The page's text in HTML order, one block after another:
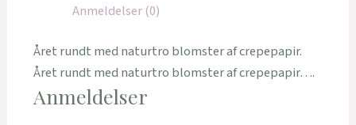
Anmeldelser (0)
Året rundt med naturtro blomster af crepepapir.
Året rundt med naturtro blomster af crepepapir….
Anmeldelser